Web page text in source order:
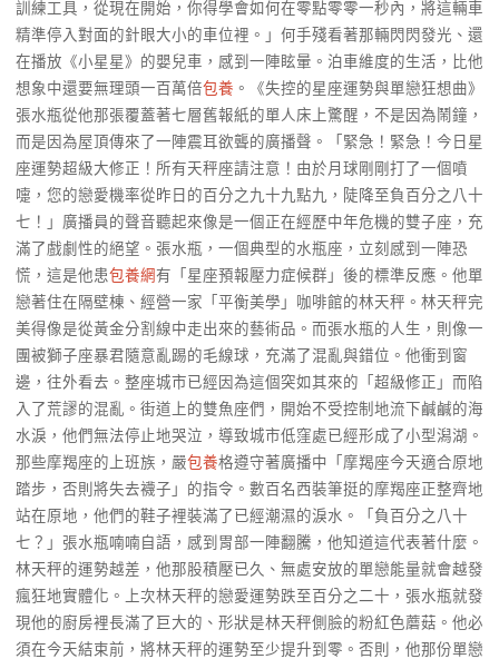
訓練工具，從現在開始，你得學會如何在零點零零一秒內，將這輛車
精準停入對面的針眼大小的車位裡。」何手殘看著那輛閃閃發光、還
在播放《小星星》的嬰兒車，感到一陣眩暈。泊車維度的生活，比他
想象中還要無理頭一百萬倍包養 。《失控的星座運勢與單戀狂想曲》
張水瓶從他那張覆蓋著七層舊報紙的單人床上驚醒，不是因為鬧鐘，
而是因為屋頂傳來了一陣震耳欲聾的廣播聲。「緊急！緊急！今日星
座運勢超級大修正！所有天秤座請注意！由於月球剛剛打了一個噴
嚏，您的戀愛機率從昨日的百分之九十九點九，陡降至負百分之八十
七！」廣播員的聲音聽起來像是一個正在經歷中年危機的雙子座，充
滿了戲劇性的絕望。張水瓶，一個典型的水瓶座，立刻感到一陣恐
慌，這是他患包養網有「星座預報壓力症候群」後的標準反應。他單
戀著住在隔壁棟、經營一家「平衡美學」咖啡館的林天秤。林天秤完
美得像是從黃金分割線中走出來的藝術品。而張水瓶的人生，則像一
團被獅子座暴君隨意亂踢的毛線球，充滿了混亂與錯位。他衝到窗
邊，往外看去。整座城市已經因為這個突如其來的「超級修正」而陷
入了荒謬的混亂。街道上的雙魚座們，開始不受控制地流下鹹鹹的海
水淚，他們無法停止地哭泣，導致城市低窪處已經形成了小型潟湖。
那些摩羯座的上班族，嚴包養格遵守著廣播中「摩羯座今天適合原地
踏步，否則將失去襪子」的指令。數百名西裝筆挺的摩羯座正整齊地
站在原地，他們的鞋子裡裝滿了已經潮濕的淚水。「負百分之八十
七？」張水瓶喃喃自語，感到胃部一陣翻騰，他知道這代表著什麼。
林天秤的運勢越差，他那股積壓已久、無處安放的單戀能量就會越發
瘋狂地實體化。上次林天秤的戀愛運勢跌至百分之二十，張水瓶就發
現他的廚房裡長滿了巨大的、形狀是林天秤側臉的粉紅色蘑菇。他必
須在今天結束前，將林天秤的運勢至少提升到零。否則，他那份單戀